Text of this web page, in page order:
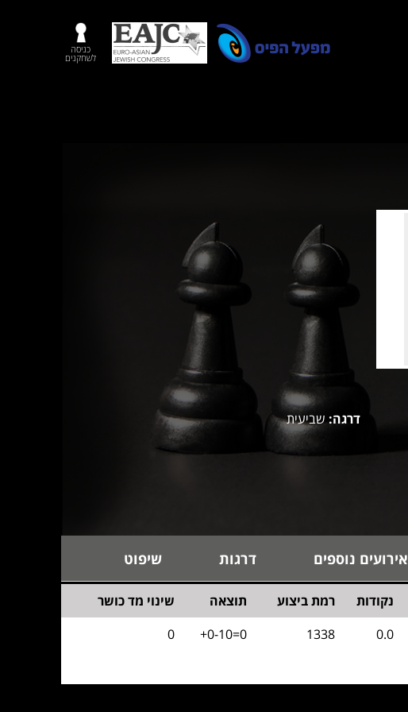
כניסה
לשחקנים
דרגה: שביעית
אירועים נוספים דרגות שיפוט
נקודות רמת ביצוע תוצאה
שינוי מד כושר
0.0
1338
+0-10=0
0